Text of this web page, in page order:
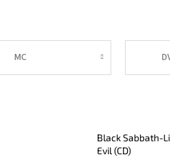
MC
Black Sabbath-
Evil (CD)